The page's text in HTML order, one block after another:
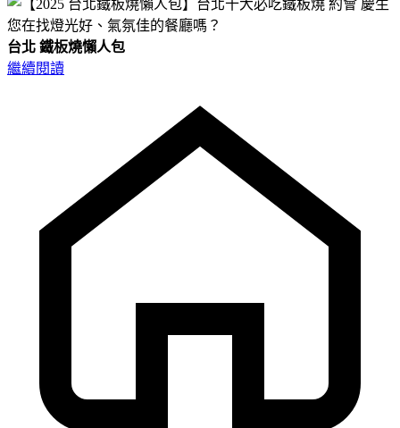
您在找燈光好、氣氛佳的餐廳嗎？
台北 鐵板燒懶人包
繼續閱讀